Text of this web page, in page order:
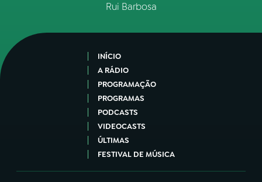
Rui Barbosa
INÍCIO
A RÁDIO
PROGRAMAÇÃO
PROGRAMAS
PODCASTS
VIDEOCASTS
ÚLTIMAS
FESTIVAL DE MÚSICA